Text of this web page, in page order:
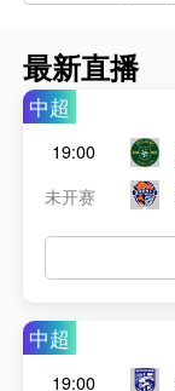
最新直播
中超
19:00
未开赛
中超
19:00